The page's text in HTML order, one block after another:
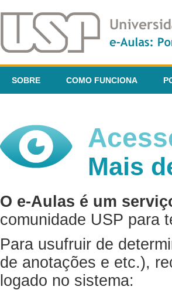
SOBRE COMO FUNCIONA
Mais
O e-Aulas é um
comunidade USP para
Para usufruir de
de anotações e etc.),
logado no sistema: